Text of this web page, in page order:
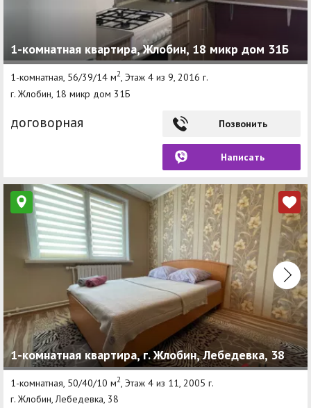
1-комнатная квартира, Жлобин, 18 микр дом 31Б
1-комнатная, 56/39/14 м2, Этаж 4 из 9, 2016 г.
г. Жлобин, 18 микр дом 31Б
договорная Позвонить
Написать
1-комнатная квартира, г. Жлобин, Лебедевка, 38
1-комнатная, 50/40/10 м2 , Этаж 4 из 11, 2005 г.
г. Жлобин, Лебедевка, 38